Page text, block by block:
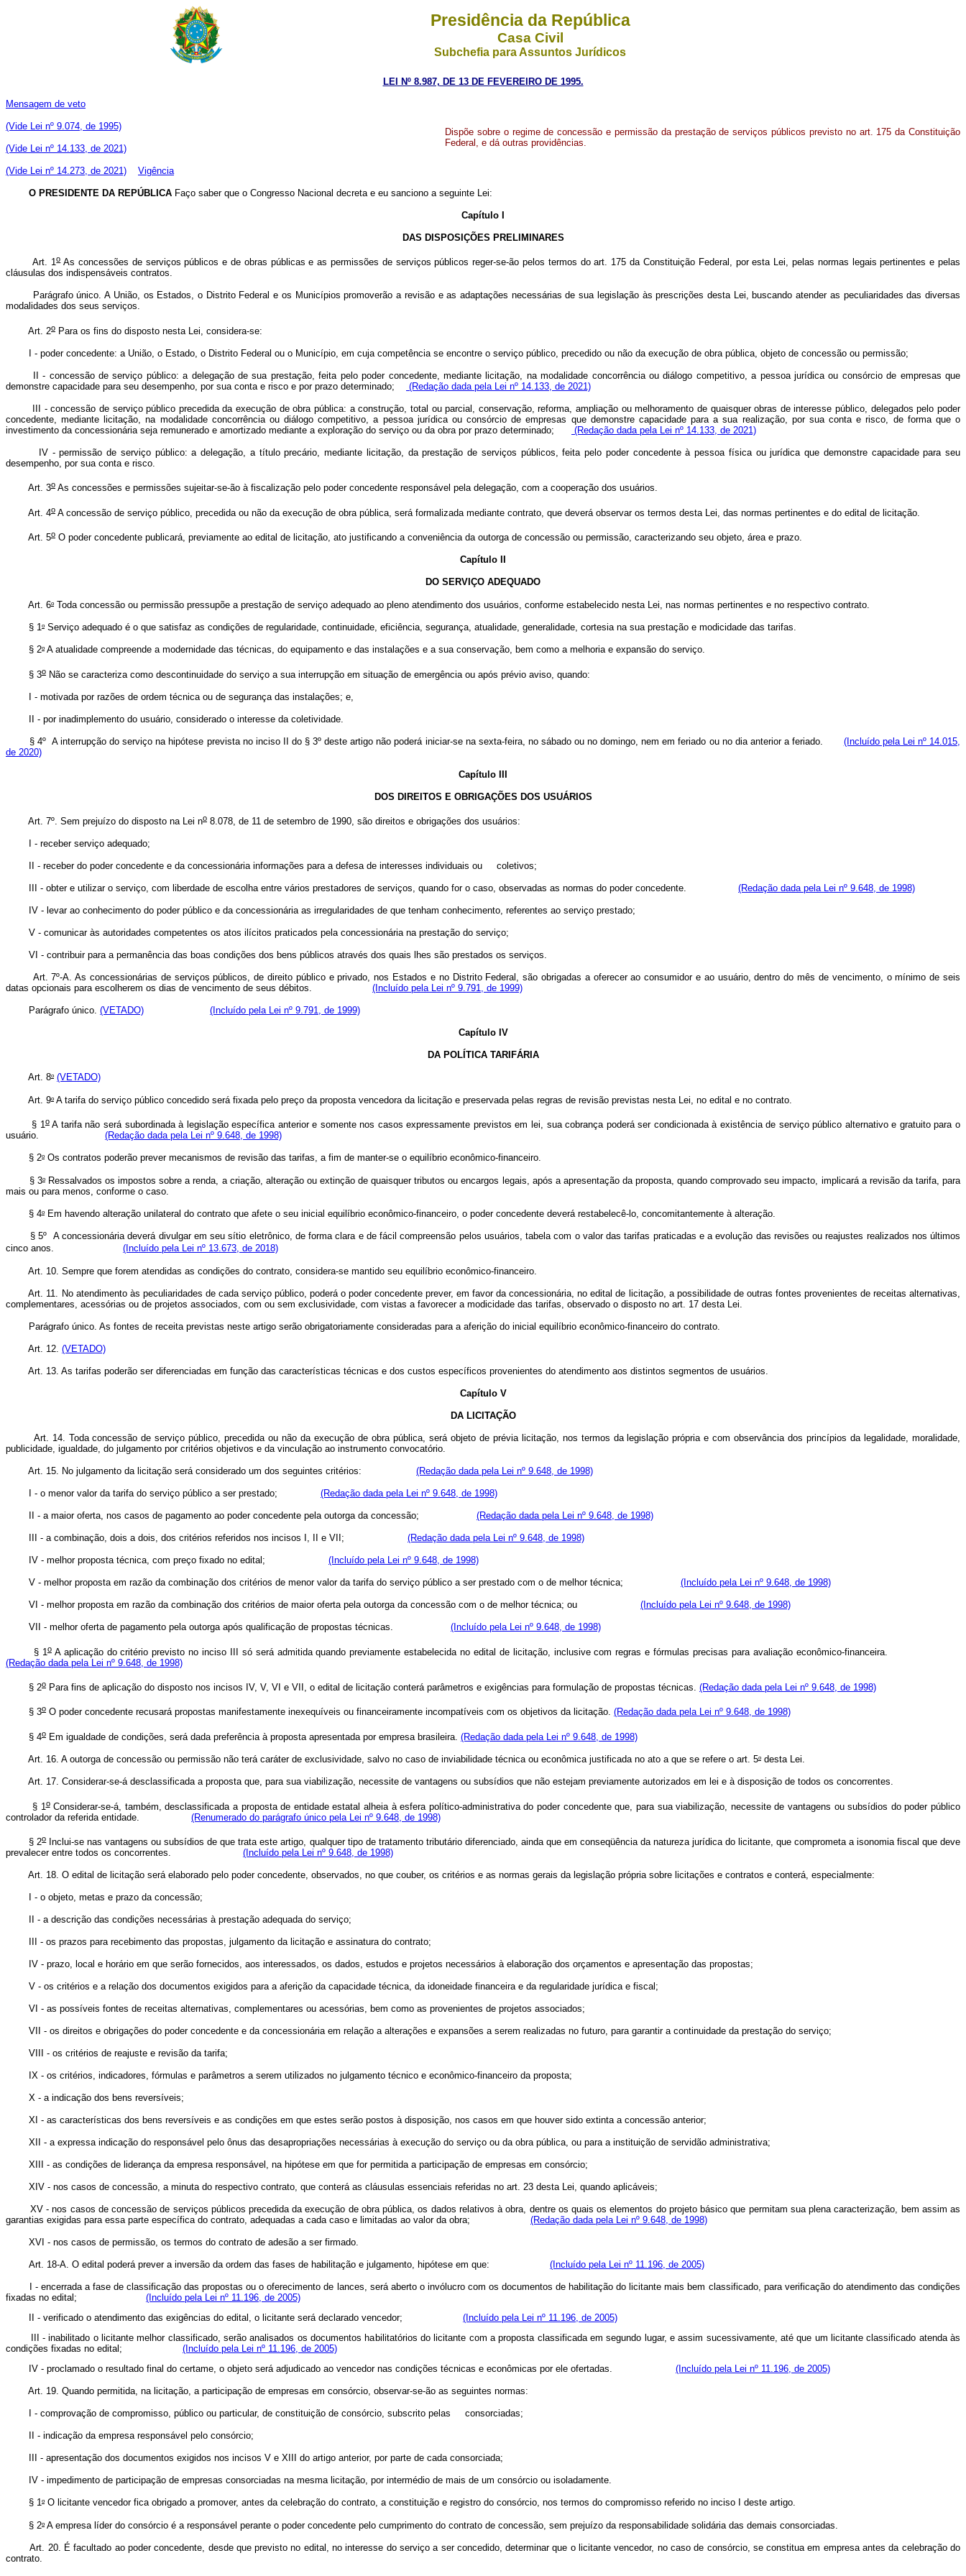
Presidência da República
Casa Civil
Subchefia para Assuntos Jurídicos
LEI Nº 8.987, DE 13 DE FEVEREIRO DE 1995.
Mensagem de veto
(Vide Lei nº 9.074, de 1995)
(Vide Lei nº 14.133, de 2021)
(Vide Lei nº 14.273, de 2021) Vigência
Dispõe sobre o regime de concessão e permissão da prestação de serviços públicos previsto no art. 175 da Constituição
Federal, e dá outras providências.
O PRESIDENTE DA REPÚBLICA Faço saber que o Congresso Nacional decreta e eu sanciono a seguinte Lei:
Capítulo I
DAS DISPOSIÇÕES PRELIMINARES
Art. 1oAs concessões de serviços públicos e de obras públicas e as permissões de serviços públicos reger-se-ão pelos termos do art. 175 da Constituição Federal, por esta Lei, pelas normas legais pertinentes e pelas
cláusulas dos indispensáveis contratos.
Parágrafo único. A União, os Estados, o Distrito Federal e os Municípios promoverão a revisão e as adaptações necessárias de sua legislação às prescrições desta Lei, buscando atender as peculiaridades das diversas
modalidades dos seus serviços.
Art. 2o Para os fins do disposto nesta Lei, considera-se:
I - poder concedente: a União, o Estado, o Distrito Federal ou o Município, em cuja competência se encontre o serviço público, precedido ou não da execução de obra pública, objeto de concessão ou permissão;
II - concessão de serviço público: a delegação de sua prestação, feita pelo poder concedente, mediante licitação, na modalidade concorrência ou diálogo competitivo, a pessoa jurídica ou consórcio de empresas que
demonstre capacidade para seu desempenho, por sua conta e risco e por prazo determinado;
(Redação dada pela Lei nº 14.133, de 2021)
III - concessão de serviço público precedida da execução de obra pública: a construção, total ou parcial, conservação, reforma, ampliação ou melhoramento de quaisquer obras de interesse público, delegados pelo poder
concedente, mediante licitação, na modalidade concorrência ou diálogo competitivo, a pessoa jurídica ou consórcio de empresas que demonstre capacidade para a sua realização, por sua conta e risco, de forma que o
investimento da concessionária seja remunerado e amortizado mediante a exploração do serviço ou da obra por prazo determinado;
(Redação dada pela Lei nº 14.133, de 2021)
IV - permissão de serviço público: a delegação, a título precário, mediante licitação, da prestação de serviços públicos, feita pelo poder concedente à pessoa física ou jurídica que demonstre capacidade para seu
desempenho, por sua conta e risco.
Art. 3o As concessões e permissões sujeitar-se-ão à fiscalização pelo poder concedente responsável pela delegação, com a cooperação dos usuários.
Art. 4o A concessão de serviço público, precedida ou não da execução de obra pública, será formalizada mediante contrato, que deverá observar os termos desta Lei, das normas pertinentes e do edital de licitação.
Art. 5o O poder concedente publicará, previamente ao edital de licitação, ato justificando a conveniência da outorga de concessão ou permissão, caracterizando seu objeto, área e prazo.
Capítulo II
DO SERVIÇO ADEQUADO
Art. 6o Toda concessão ou permissão pressupõe a prestação de serviço adequado ao pleno atendimento dos usuários, conforme estabelecido nesta Lei, nas normas pertinentes e no respectivo contrato.
§ 1 o Serviço adequado é o que satisfaz as condições de regularidade, continuidade, eficiência, segurança, atualidade, generalidade, cortesia na sua prestação e modicidade das tarifas.
§ 2o A atualidade compreende a modernidade das técnicas, do equipamento e das instalações e a sua conservação, bem como a melhoria e expansão do serviço.
§ 3o Não se caracteriza como descontinuidade do serviço a sua interrupção em situação de emergência ou após prévio aviso, quando:
I - motivada por razões de ordem técnica ou de segurança das instalações; e,
II - por inadimplemento do usuário, considerado o interesse da coletividade.
§ 4º A interrupção do serviço na hipótese prevista no inciso II do § 3º deste artigo não poderá iniciar-se na sexta-feira, no sábado ou no domingo, nem em feriado ou no dia anterior a feriado. (Incluído pela Lei nº 14.015,
de 2020)
Capítulo III
DOS DIREITOS E OBRIGAÇÕES DOS USUÁRIOS
Art. 7º. Sem prejuízo do disposto na Lei no 8.078, de 11 de setembro de 1990, são direitos e obrigações dos usuários:
I - receber serviço adequado;
II - receber do poder concedente e da concessionária informações para a defesa de interesses individuais ou coletivos;
III - obter e utilizar o serviço, com liberdade de escolha entre vários prestadores de serviços, quando for o caso, observadas as normas do poder concedente. (Redação dada pela Lei nº 9.648, de 1998)
IV - levar ao conhecimento do poder público e da concessionária as irregularidades de que tenham conhecimento, referentes ao serviço prestado;
V - comunicar às autoridades competentes os atos ilícitos praticados pela concessionária na prestação do serviço;
VI - contribuir para a permanência das boas condições dos bens públicos através dos quais lhes são prestados os serviços.
Art. 7º-A. As concessionárias de serviços públicos, de direito público e privado, nos Estados e no Distrito Federal, são obrigadas a oferecer ao consumidor e ao usuário, dentro do mês de vencimento, o mínimo de seis
datas opcionais para escolherem os dias de vencimento de seus débitos. (Incluído pela Lei nº 9.791, de 1999)
Parágrafo único. (VETADO) (Incluído pela Lei nº 9.791, de 1999)
Capítulo IV
DA POLÍTICA TARIFÁRIA
Art. 8o (VETADO)
Art. 9o A tarifa do serviço público concedido será fixada pelo preço da proposta vencedora da licitação e preservada pelas regras de revisão previstas nesta Lei, no edital e no contrato.
§ 1oA tarifa não será subordinada à legislação específica anterior e somente nos casos expressamente previstos em lei, sua cobrança poderá ser condicionada à existência de serviço público alternativo e gratuito para o
usuário. (Redação dada pela Lei nº 9.648, de 1998)
§ 2o Os contratos poderão prever mecanismos de revisão das tarifas, a fim de manter-se o equilíbrio econômico-financeiro.
§ 3oRessalvados os impostos sobre a renda, a criação, alteração ou extinção de quaisquer tributos ou encargos legais, após a apresentação da proposta, quando comprovado seu impacto, implicará a revisão da tarifa, para
mais ou para menos, conforme o caso.
§ 4o Em havendo alteração unilateral do contrato que afete o seu inicial equilíbrio econômico-financeiro, o poder concedente deverá restabelecê-lo, concomitantemente à alteração.
§ 5º A concessionária deverá divulgar em seu sítio eletrônico, de forma clara e de fácil compreensão pelos usuários, tabela com o valor das tarifas praticadas e a evolução das revisões ou reajustes realizados nos últimos
cinco anos.
(Incluído pela Lei nº 13.673, de 2018)
Art. 10. Sempre que forem atendidas as condições do contrato, considera-se mantido seu equilíbrio econômico-financeiro.
Art. 11. No atendimento às peculiaridades de cada serviço público, poderá o poder concedente prever, em favor da concessionária, no edital de licitação, a possibilidade de outras fontes provenientes de receitas alternativas,
complementares, acessórias ou de projetos associados, com ou sem exclusividade, com vistas a favorecer a modicidade das tarifas, observado o disposto no art. 17 desta Lei.
Parágrafo único. As fontes de receita previstas neste artigo serão obrigatoriamente consideradas para a aferição do inicial equilíbrio econômico-financeiro do contrato.
Art. 12. (VETADO)
Art. 13. As tarifas poderão ser diferenciadas em função das características técnicas e dos custos específicos provenientes do atendimento aos distintos segmentos de usuários.
Capítulo V
DA LICITAÇÃO
Art. 14. Toda concessão de serviço público, precedida ou não da execução de obra pública, será objeto de prévia licitação, nos termos da legislação própria e com observância dos princípios da legalidade, moralidade,
publicidade, igualdade, do julgamento por critérios objetivos e da vinculação ao instrumento convocatório.
Art. 15. No julgamento da licitação será considerado um dos seguintes critérios: (Redação dada pela Lei nº 9.648, de 1998)
I - o menor valor da tarifa do serviço público a ser prestado; (Redação dada pela Lei nº 9.648, de 1998)
II - a maior oferta, nos casos de pagamento ao poder concedente pela outorga da concessão; (Redação dada pela Lei nº 9.648, de 1998)
III - a combinação, dois a dois, dos critérios referidos nos incisos I, II e VII; (Redação dada pela Lei nº 9.648, de 1998)
IV - melhor proposta técnica, com preço fixado no edital; (Incluído pela Lei nº 9.648, de 1998)
V - melhor proposta em razão da combinação dos critérios de menor valor da tarifa do serviço público a ser prestado com o de melhor técnica; (Incluído pela Lei nº 9.648, de 1998)
VI - melhor proposta em razão da combinação dos critérios de maior oferta pela outorga da concessão com o de melhor técnica; ou (Incluído pela Lei nº 9.648, de 1998)
VII - melhor oferta de pagamento pela outorga após qualificação de propostas técnicas. (Incluído pela Lei nº 9.648, de 1998)
§ 1oA aplicação do critério previsto no inciso III só será admitida quando previamente estabelecida no edital de licitação, inclusive com regras e fórmulas precisas para avaliação econômico-financeira.
(Redação dada pela Lei nº 9.648, de 1998)
§ 2o Para fins de aplicação do disposto nos incisos IV, V, VI e VII, o edital de licitação conterá parâmetros e exigências para formulação de propostas técnicas. (Redação dada pela Lei nº 9.648, de 1998)
§ 3o O poder concedente recusará propostas manifestamente inexequíveis ou financeiramente incompatíveis com os objetivos da licitação. (Redação dada pela Lei nº 9.648, de 1998)
§ 4o Em igualdade de condições, será dada preferência à proposta apresentada por empresa brasileira. (Redação dada pela Lei nº 9.648, de 1998)
Art. 16. A outorga de concessão ou permissão não terá caráter de exclusividade, salvo no caso de inviabilidade técnica ou econômica justificada no ato a que se refere o art. 5o desta Lei.
Art. 17. Considerar-se-á desclassificada a proposta que, para sua viabilização, necessite de vantagens ou subsídios que não estejam previamente autorizados em lei e à disposição de todos os concorrentes.
§ 1oConsiderar-se-á, também, desclassificada a proposta de entidade estatal alheia à esfera político-administrativa do poder concedente que, para sua viabilização, necessite de vantagens ou subsídios do poder público
controlador da referida entidade. (Renumerado do parágrafo único pela Lei nº 9.648, de 1998)
§ 2oInclui-se nas vantagens ou subsídios de que trata este artigo, qualquer tipo de tratamento tributário diferenciado, ainda que em conseqüência da natureza jurídica do licitante, que comprometa a isonomia fiscal que deve
prevalecer entre todos os concorrentes. (Incluído pela Lei nº 9.648, de 1998)
Art. 18. O edital de licitação será elaborado pelo poder concedente, observados, no que couber, os critérios e as normas gerais da legislação própria sobre licitações e contratos e conterá, especialmente:
I - o objeto, metas e prazo da concessão;
II - a descrição das condições necessárias à prestação adequada do serviço;
III - os prazos para recebimento das propostas, julgamento da licitação e assinatura do contrato;
IV - prazo, local e horário em que serão fornecidos, aos interessados, os dados, estudos e projetos necessários à elaboração dos orçamentos e apresentação das propostas;
V - os critérios e a relação dos documentos exigidos para a aferição da capacidade técnica, da idoneidade financeira e da regularidade jurídica e fiscal;
VI - as possíveis fontes de receitas alternativas, complementares ou acessórias, bem como as provenientes de projetos associados;
VII - os direitos e obrigações do poder concedente e da concessionária em relação a alterações e expansões a serem realizadas no futuro, para garantir a continuidade da prestação do serviço;
VIII - os critérios de reajuste e revisão da tarifa;
IX - os critérios, indicadores, fórmulas e parâmetros a serem utilizados no julgamento técnico e econômico-financeiro da proposta;
X - a indicação dos bens reversíveis;
XI - as características dos bens reversíveis e as condições em que estes serão postos à disposição, nos casos em que houver sido extinta a concessão anterior;
XII - a expressa indicação do responsável pelo ônus das desapropriações necessárias à execução do serviço ou da obra pública, ou para a instituição de servidão administrativa;
XIII - as condições de liderança da empresa responsável, na hipótese em que for permitida a participação de empresas em consórcio;
XIV - nos casos de concessão, a minuta do respectivo contrato, que conterá as cláusulas essenciais referidas no art. 23 desta Lei, quando aplicáveis;
XV - nos casos de concessão de serviços públicos precedida da execução de obra pública, os dados relativos à obra, dentre os quais os elementos do projeto básico que permitam sua plena caracterização, bem assim as
garantias exigidas para essa parte específica do contrato, adequadas a cada caso e limitadas ao valor da obra; (Redação dada pela Lei nº 9.648, de 1998)
XVI - nos casos de permissão, os termos do contrato de adesão a ser firmado.
Art. 18-A. O edital poderá prever a inversão da ordem das fases de habilitação e julgamento, hipótese em que: (Incluído pela Lei nº 11.196, de 2005)
I - encerrada a fase de classificação das propostas ou o oferecimento de lances, será aberto o invólucro com os documentos de habilitação do licitante mais bem classificado, para verificação do atendimento das condições
fixadas no edital; (Incluído pela Lei nº 11.196, de 2005)
II - verificado o atendimento das exigências do edital, o licitante será declarado vencedor; (Incluído pela Lei nº 11.196, de 2005)
III - inabilitado o licitante melhor classificado, serão analisados os documentos habilitatórios do licitante com a proposta classificada em segundo lugar, e assim sucessivamente, até que um licitante classificado atenda às
condições fixadas no edital; (Incluído pela Lei nº 11.196, de 2005)
IV - proclamado o resultado final do certame, o objeto será adjudicado ao vencedor nas condições técnicas e econômicas por ele ofertadas. (Incluído pela Lei nº 11.196, de 2005)
Art. 19. Quando permitida, na licitação, a participação de empresas em consórcio, observar-se-ão as seguintes normas:
I - comprovação de compromisso, público ou particular, de constituição de consórcio, subscrito pelas consorciadas;
II - indicação da empresa responsável pelo consórcio;
III - apresentação dos documentos exigidos nos incisos V e XIII do artigo anterior, por parte de cada consorciada;
IV - impedimento de participação de empresas consorciadas na mesma licitação, por intermédio de mais de um consórcio ou isoladamente.
§ 1o O licitante vencedor fica obrigado a promover, antes da celebração do contrato, a constituição e registro do consórcio, nos termos do compromisso referido no inciso I deste artigo.
§ 2o A empresa líder do consórcio é a responsável perante o poder concedente pelo cumprimento do contrato de concessão, sem prejuízo da responsabilidade solidária das demais consorciadas.
Art. 20. É facultado ao poder concedente, desde que previsto no edital, no interesse do serviço a ser concedido, determinar que o licitante vencedor, no caso de consórcio, se constitua em empresa antes da celebração do
contrato.